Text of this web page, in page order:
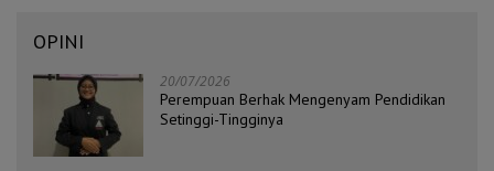
OPINI
20/07/2026
Perempuan Berhak Mengenyam Pendidikan
Setinggi-Tingginya